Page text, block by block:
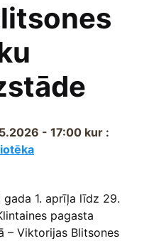
- 17:00 kur :
gada 1. aprīļa līdz 29.
pagasta
– Viktorijas Blitsones